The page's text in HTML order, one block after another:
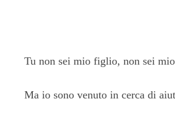
Tu non sei mio figlio, non sei
Ma io sono venuto in cerca di